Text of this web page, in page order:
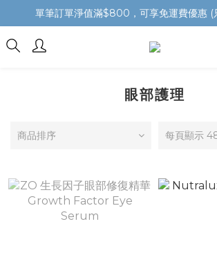
單筆訂單淨值滿$800，可享免運費優惠 (
眼部護理
商品排序 每頁顯示